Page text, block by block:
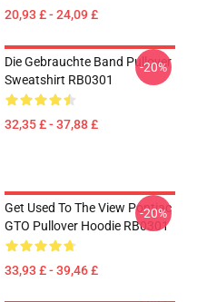
20,93 £ - 24,09 £
Die Gebrauchte Band Pullover
Sweatshirt RB0301
32,35 £ - 37,88 £
-20%
Get Used To The View Pontiac
GTO Pullover Hoodie RB0301
33,93 £ - 39,46 £
-20%